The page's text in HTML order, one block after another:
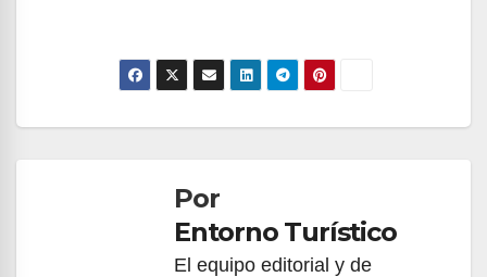
Por
Entorno Turístico
El equipo editorial y de